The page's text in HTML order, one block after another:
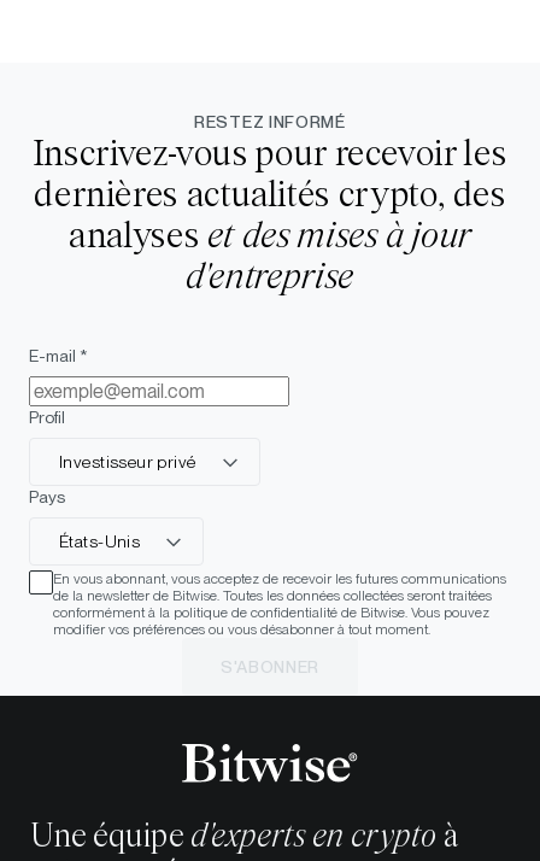
RESTEZ INFORMÉ
Inscrivez-vous pour recevoir les
dernières actualités crypto, des
analyses et des mises à jour
d'entreprise
E-mail *
Profil
Investisseur privé
Pays
États-Unis
En vous abonnant, vous acceptez de recevoir les futures communications
de la newsletter de Bitwise. Toutes les données collectées seront traitées
conformément à la politique de confidentialité de Bitwise. Vous pouvez
modifier vos préférences ou vous désabonner à tout moment.
S'ABONNER
Une équipe d'experts en crypto à